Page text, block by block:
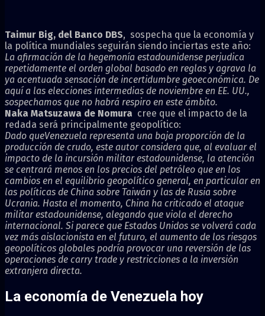
Taimur Big, del Banco DBS, sospecha que la economía y
la política mundiales seguirán siendo inciertas este año:
La afirmación de la hegemonía estadounidense perjudica
repetidamente el orden global basado en reglas y agrava la
ya acentuada sensación de incertidumbre geoeconómica. De
aquí a las elecciones intermedias de noviembre en EE. UU.,
sospechamos que no habrá respiro en este ámbito.
Naka Matsuzawa de Nomura cree que el impacto de la
redada será principalmente geopolítico:
Dado queVenezuela representa una baja proporción de la
producción de crudo, este autor considera que, al evaluar el
impacto de la incursión militar estadounidense, la atención
se centrará menos en los precios del petróleo que en los
cambios en el equilibrio geopolítico general, en particular en
las políticas de China sobre Taiwán y las de Rusia sobre
Ucrania. Hasta el momento, China ha criticado el ataque
militar estadounidense, alegando que viola el derecho
internacional. Si parece que Estados Unidos se volverá cada
vez más aislacionista en el futuro, el aumento de los riesgos
geopolíticos globales podría provocar una reversión de las
operaciones de carry trade y restricciones a la inversión
extranjera directa.
La economía de Venezuela hoy